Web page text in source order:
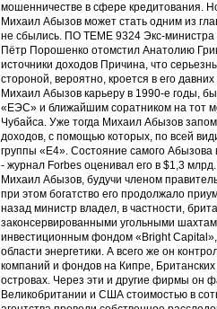
мошенничестве в сфере кредитования.
Михаил Абызов может стать одним из
не сбылись. ПО ТЕМЕ 9324 Экс-министра
Пётр Порошенко отомстил Анатолию
источники доходов Причина, что
стороной, вероятно, кроется в его
Михаил Абызов карьеру в 1990-е годы,
«ЕЭС» и ближайшим соратником на тот
Чубайса. Уже тогда Михаил Абызов
доходов, с помощью которых, по всей
группы «Е4». Состояние самого Абызова
- журнал Forbes оценивал его в $1,3
Михаил Абызов, будучи членом
при этом богатство его продолжало
назад министр владел, в частности,
законсервированными угольными
инвестиционным фондом «Bright
области энергетики. А всего же он
компаний и фондов на Кипре,
островах. Через эти и другие фирмы он
Великобритании и США стоимостью в